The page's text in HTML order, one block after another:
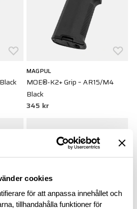
cookies
för att anpassa innehållet och
tillhandahålla funktioner för
MAGPUL
MOE®-K2+ Grip – AR15/M4
Black
345 kr